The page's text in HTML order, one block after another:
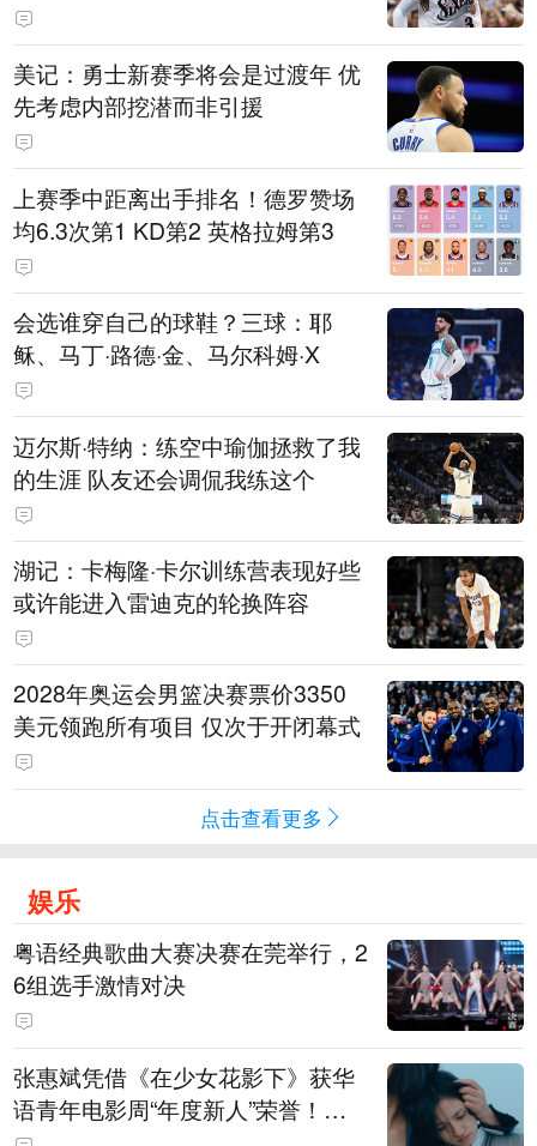
美记：勇士新赛季将会是过渡年 优
先考虑内部挖潜而非引援
上赛季中距离出手排名！德罗赞场
均6.3次第1 KD第2 英格拉姆第3
会选谁穿自己的球鞋？三球：耶
稣、马丁·路德·金、马尔科姆·X
迈尔斯·特纳：练空中瑜伽拯救了我
的生涯 队友还会调侃我练这个
湖记：卡梅隆·卡尔训练营表现好些
或许能进入雷迪克的轮换阵容
2028年奥运会男篮决赛票价3350
美元领跑所有项目 仅次于开闭幕式
点击查看更多
娱乐
粤语经典歌曲大赛决赛在莞举行，2
6组选手激情对决
张惠斌凭借《在少女花影下》获华
语青年电影周“年度新人”荣誉！该